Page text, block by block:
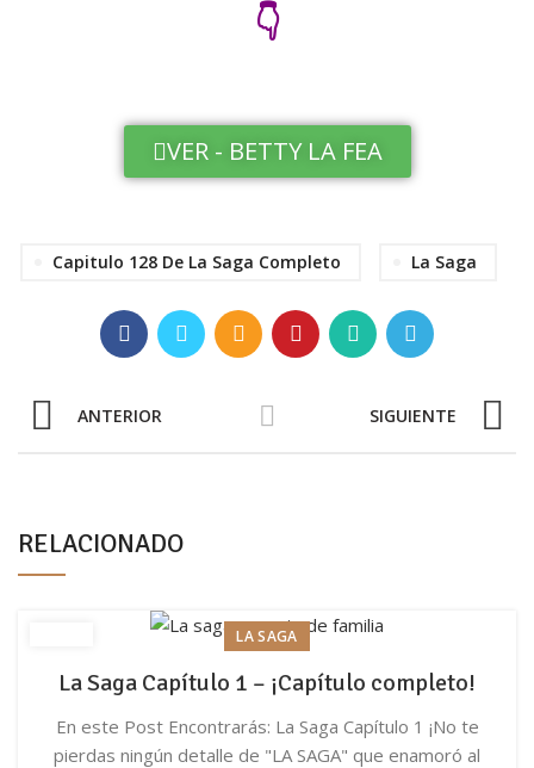
👇
VER - BETTY LA FEA
Capitulo 128 De La Saga Completo La Saga
ANTERIOR SIGUIENTE
RELACIONADO
LA SAGA
La Saga Capítulo 1 – ¡Capítulo completo!
En este Post Encontrarás: La Saga Capítulo 1 ¡No te
pierdas ningún detalle de "LA SAGA" que enamoró al